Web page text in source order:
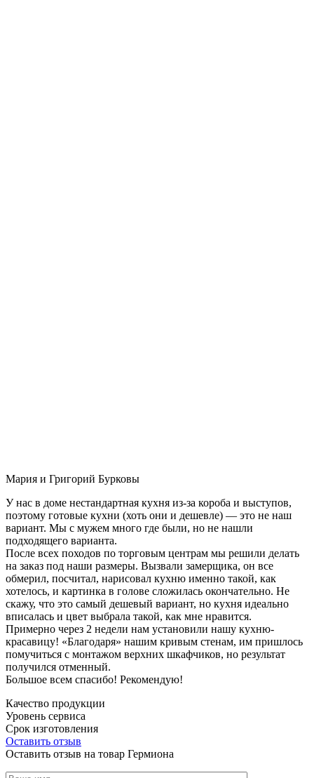
Мария и Григорий Бурковы
У нас в доме нестандартная кухня из-за короба и выступов,
поэтому готовые кухни (хоть они и дешевле) — это не наш
вариант. Мы с мужем много где были, но не нашли
подходящего варианта.
После всех походов по торговым центрам мы решили делать
на заказ под наши размеры. Вызвали замерщика, он все
обмерил, посчитал, нарисовал кухню именно такой, как
хотелось, и картинка в голове сложилась окончательно. Не
скажу, что это самый дешевый вариант, но кухня идеально
вписалась и цвет выбрала такой, как мне нравится.
Примерно через 2 недели нам установили нашу кухню-
красавицу! «Благодаря» нашим кривым стенам, им пришлось
помучиться с монтажом верхних шкафчиков, но результат
получился отменный.
Большое всем спасибо! Рекомендую!
Качество продукции
Уровень сервиса
Срок изготовления
Оставить отзыв
Оставить отзыв на товар Гермиона